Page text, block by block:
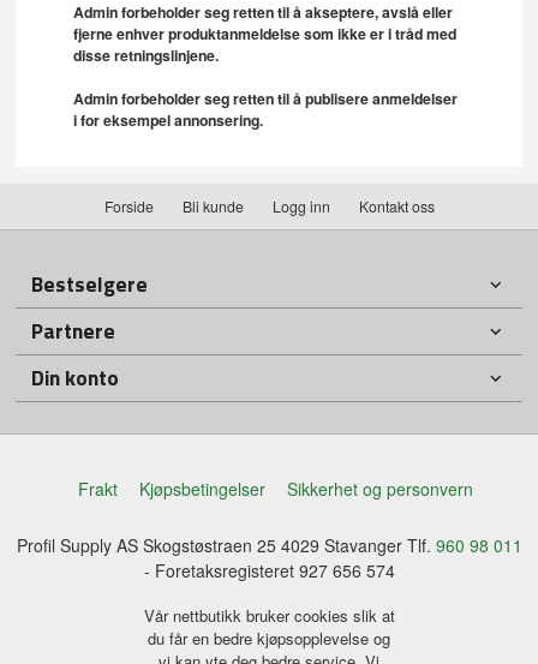
Admin forbeholder seg retten til å akseptere, avslå eller
fjerne enhver produktanmeldelse som ikke er i tråd med
disse retningslinjene.
Admin forbeholder seg retten til å publisere anmeldelser
i for eksempel annonsering.
Forside Bli kunde Logg inn Kontakt oss
Bestselgere
Partnere
Din konto
Frakt Kjøpsbetingelser Sikkerhet og personvern
Profil Supply AS Skogstøstraen 25 4029 Stavanger Tlf. 960 98 011
- Foretaksregisteret 927 656 574
Vår nettbutikk bruker cookies slik at
du får en bedre kjøpsopplevelse og